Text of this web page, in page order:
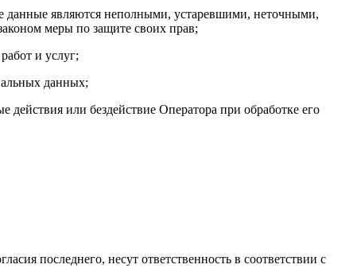
данные являются неполными, устаревшими, неточными,
меры по защите своих прав;
и услуг;
данных;
или бездействие Оператора при обработке его
последнего, несут ответственность в соответствии с